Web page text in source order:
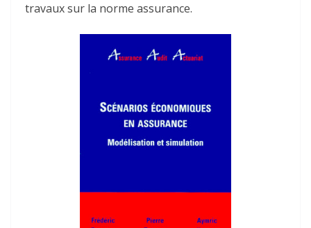
travaux sur la norme assurance.